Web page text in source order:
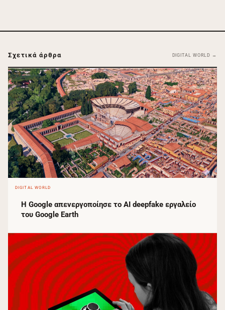
Σχετικά άρθρα DIGITAL WORLD →
DIGITAL WORLD
Η Google απενεργοποίησε το AI deepfake εργαλείο
του Google Earth